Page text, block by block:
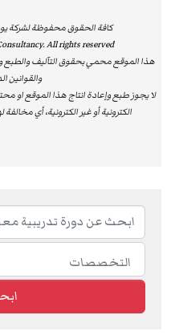
الوظيفي وتحقيق
والتميز.
is recognized as an
National Association of
individual training
earn globally recognized
Education (CPE) credits.
EuroMaTech’s
training programs that
كافة الحقوق محفوظة لشركة
All rights reserved
هذا الموقع محمي بحقوق التآليف والطبع
والقوانين
لا يجوز طبع وإعادة انتاج هذا الموقع او
الكترونية أو غير الكترونية، أي